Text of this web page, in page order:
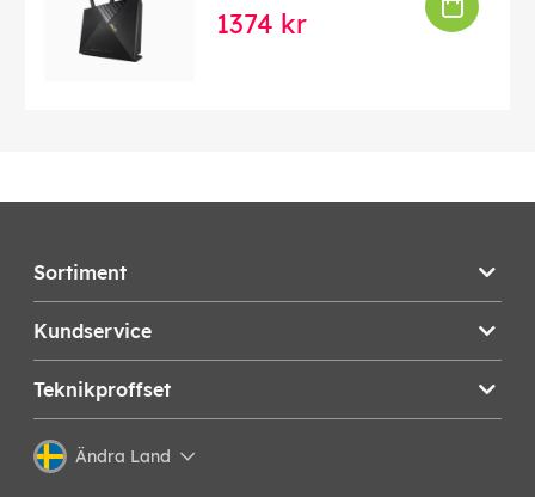
1374 kr
Sortiment
Kundservice
Teknikproffset
Ändra Land